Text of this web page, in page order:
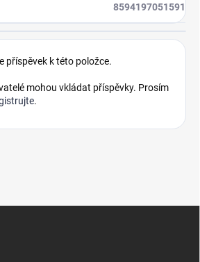
8594197051591
příspěvek k této položce.
mohou vkládat příspěvky. Prosím
.